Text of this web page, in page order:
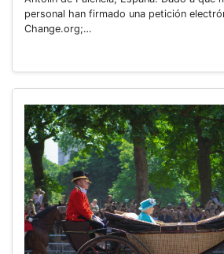
personal han firmado una petición
Change.org;…